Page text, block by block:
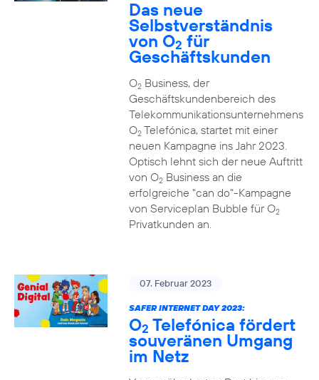
Das neue
Selbstverständnis
von O2 für
Geschäftskunden
O2Business, der
Geschäftskundenbereich des
Telekommunikationsunternehmens
O2Telefónica, startet mit einer
neuen Kampagne ins Jahr 2023.
Optisch lehnt sich der neue Auftritt
von O2Business an die
erfolgreiche "can do"-Kampagne
von Serviceplan Bubble für O2
Privatkunden an.
07. Februar 2023
SAFER INTERNET DAY 2023:
O2 Telefónica fördert
souveränen Umgang
im Netz